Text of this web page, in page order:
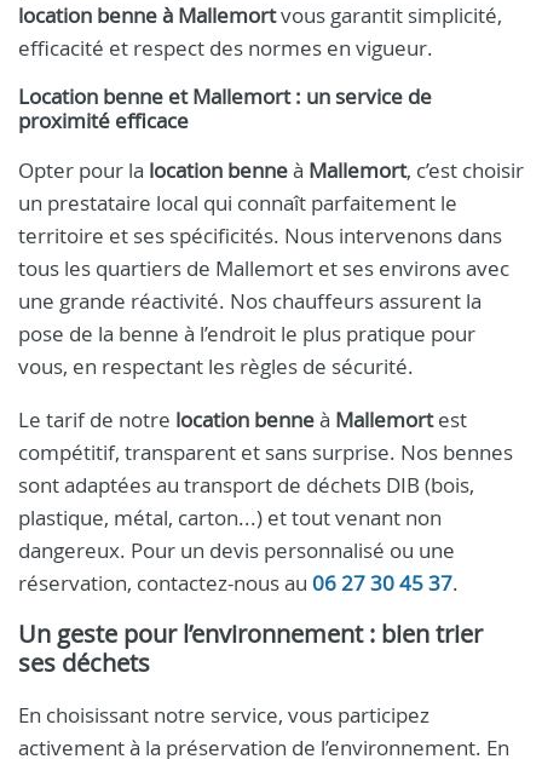
location benne à Mallemortvous garantit simplicité,
efficacité et respect des normes en vigueur.
Location benne et Mallemort : un service de
proximité efficace
Opter pour la location benneà Mallemort, c’est choisir
un prestataire local qui connaît parfaitement le
territoire et ses spécificités. Nous intervenons dans
tous les quartiers de Mallemort et ses environs avec
une grande réactivité. Nos chauffeurs assurent la
pose de la benne à l’endroit le plus pratique pour
vous, en respectant les règles de sécurité.
Le tarif de notre location benneà Mallemortest
compétitif, transparent et sans surprise. Nos bennes
sont adaptées au transport de déchets DIB (bois,
plastique, métal, carton...) et tout venant non
dangereux. Pour un devis personnalisé ou une
réservation, contactez-nous au 06 27 30 45 37.
Un geste pour l’environnement : bien trier
ses déchets
En choisissant notre service, vous participez
activement à la préservation de l’environnement. En